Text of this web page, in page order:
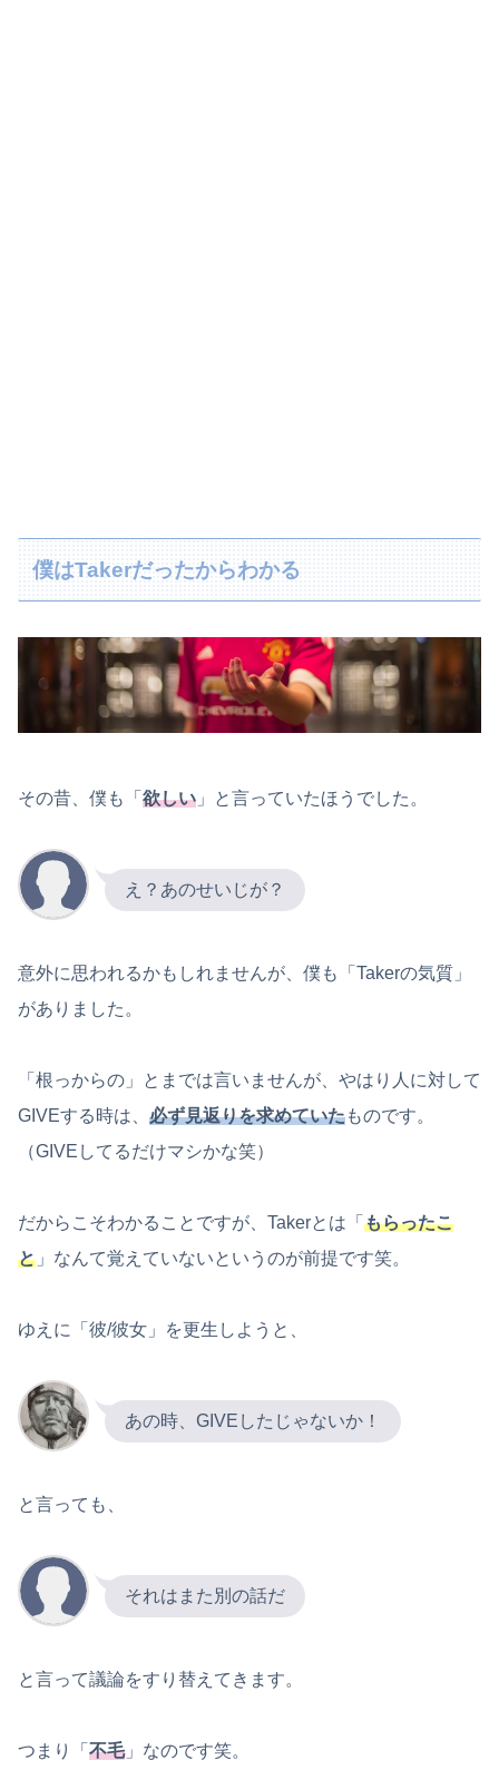
僕はTakerだったからわかる
その昔、僕も「 欲しい 」と言っていたほうでした。
え？あのせいじが？
意外に思われるかもしれませんが、僕も「Takerの気質」
がありました。
「根っからの」とまでは言いませんが、やはり人に対して
GIVEする時は、 必ず見返りを求めていたものです。
（GIVEしてるだけマシかな笑）
だからこそわかることですが、Takerとは「 もらったこ
と 」なんて覚えていないというのが前提です笑。
ゆえに「彼/彼女」を更生しようと、
あの時、GIVEしたじゃないか！
と言っても、
それはまた別の話だ
と言って議論をすり替えてきます。
つまり「 不毛」なのです笑。